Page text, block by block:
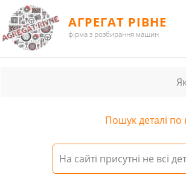
АГРЕГАТ РІВНЕ
фірма з розбирання машин
Пошук деталі по
На сайті присутні не всі